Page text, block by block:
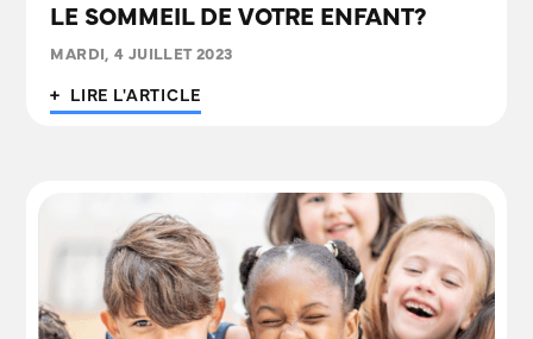
LE SOMMEIL DE VOTRE ENFANT?
MARDI, 4 JUILLET 2023
+ LIRE L'ARTICLE